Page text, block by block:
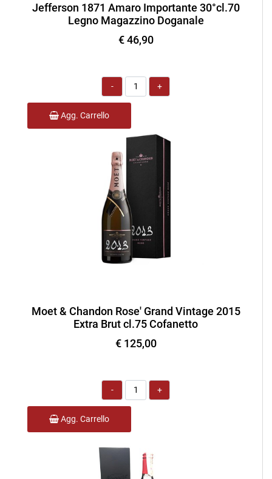
Jefferson 1871 Amaro Importante 30°cl.70
Legno Magazzino Doganale
€ 46,90
Quantità
Agg. Carrello
Moet & Chandon Rose' Grand Vintage 2015
Extra Brut cl.75 Cofanetto
€ 125,00
Quantità
Agg. Carrello